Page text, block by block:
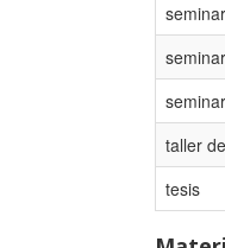
taller
tesis